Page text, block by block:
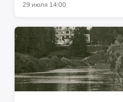
29 июля 14:00